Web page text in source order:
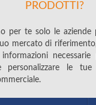
PRODOTTI?
per te solo le aziende
mercato di
necessarie
personalizzare le tue